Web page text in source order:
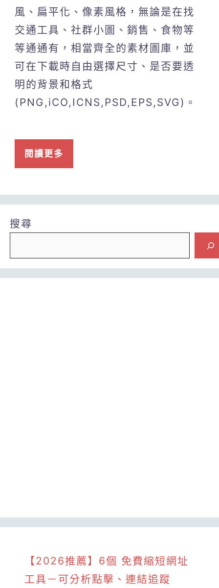
風、扁平化、像素風格，無論是在找
交通工具、社群小圖、銷售、食物等
等通通有，相當齊全的素材圖庫，並
可在下載時自由選擇尺寸、是否要透
明的背景和格式
(PNG,iCO,ICNS,PSD,EPS,SVG)。
閱讀更多
搜尋
【2026推薦】6個 免費縮短網址
工具－可分析點擊、連結追蹤